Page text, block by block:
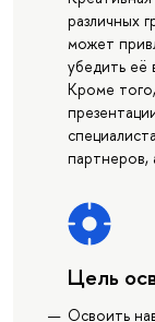
различных
может
убедить её
Кроме
партнеров,
Цель
Освоить